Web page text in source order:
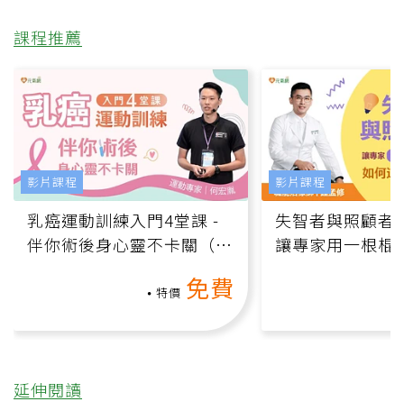
課程推薦
乳癌運動訓練入門4堂課 -
伴你術後身心靈不卡關（線
特價 免費
影片課程
失智者與照顧者
讓專家用一根棍
影片課程
延伸閱讀